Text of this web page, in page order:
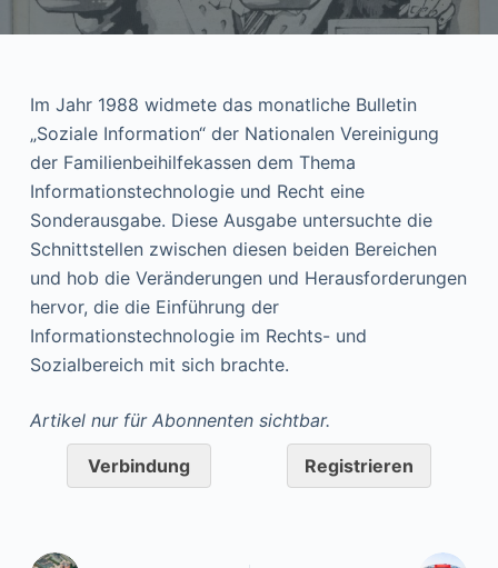
g
Im Jahr 1988 widmete das monatliche Bulletin
„Soziale Information“ der Nationalen Vereinigung
der Familienbeihilfekassen dem Thema
Informationstechnologie und Recht eine
Sonderausgabe. Diese Ausgabe untersuchte die
Schnittstellen zwischen diesen beiden Bereichen
und hob die Veränderungen und Herausforderungen
hervor, die die Einführung der
Informationstechnologie im Rechts- und
Sozialbereich mit sich brachte.
Artikel nur für Abonnenten sichtbar.
Verbindung Registrieren